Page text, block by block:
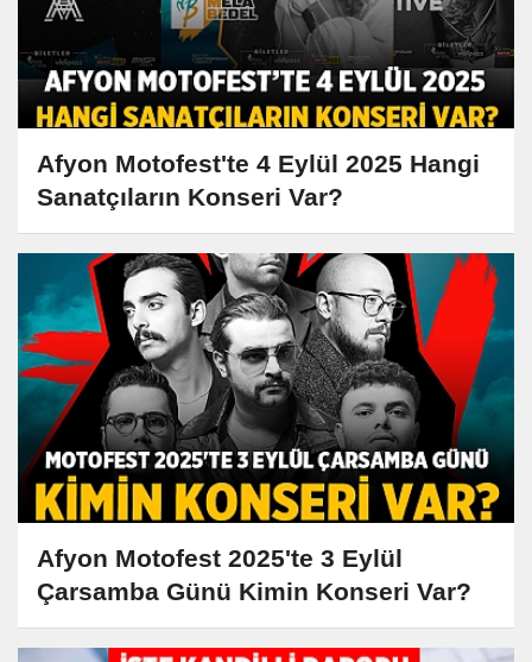
Afyon Motofest'te 4 Eylül 2025 Hangi
Sanatçıların Konseri Var?
Afyon Motofest 2025'te 3 Eylül
Çarsamba Günü Kimin Konseri Var?